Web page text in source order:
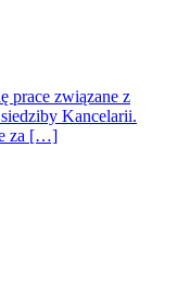
prace związane z
Kancelarii.
za […]